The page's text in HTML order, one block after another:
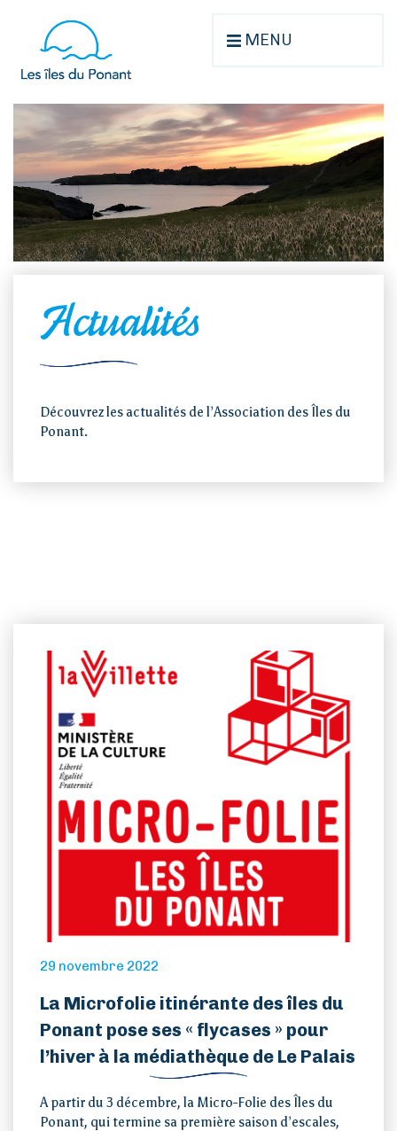
MENU
Actualités
Découvrez les actualités de l’Association des Îles du
Ponant.
29 novembre 2022
La Microfolie itinérante des îles du
Ponant pose ses « flycases » pour
l’hiver à la médiathèque de Le Palais
A partir du 3 décembre, la Micro-Folie des Îles du
Ponant, qui termine sa première saison d’escales,